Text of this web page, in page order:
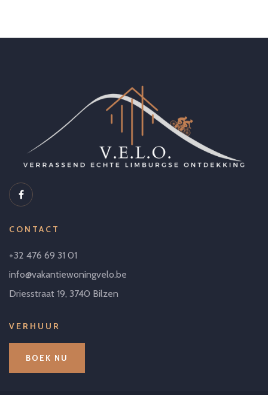
CONTACT
+32 476 69 31 01
info@vakantiewoningvelo.be
Driesstraat 19, 3740 Bilzen
VERHUUR
BOEK NU